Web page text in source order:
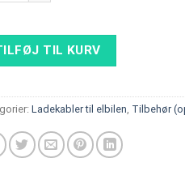
TIL KURV
Ladekabler til elbilen Tilbehør